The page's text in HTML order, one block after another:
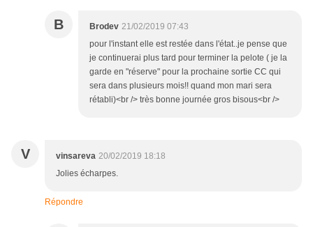
B Brodev 21/02/2019 07:43
pour l'instant elle est restée dans l'état..je pense que
je continuerai plus tard pour terminer la pelote ( je la
garde en "réserve" pour la prochaine sortie CC qui
sera dans plusieurs mois!! quand mon mari sera
rétabli)<br /> très bonne journée gros bisous<br />
V vinsareva 20/02/2019 18:18
Jolies écharpes.
Répondre